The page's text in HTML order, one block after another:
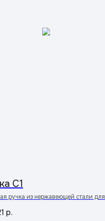
С1
ручка из нержавеющей стали для
дверей
р.